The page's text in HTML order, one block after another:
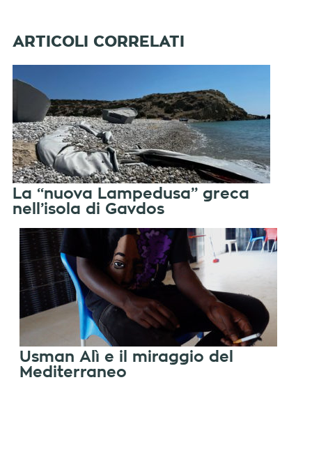
La “nuova Lampedusa” greca
nell’isola di Gavdos
Usman Alì e il miraggio del
Mediterraneo